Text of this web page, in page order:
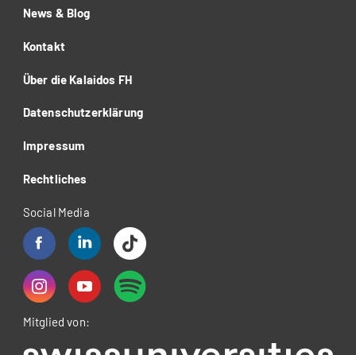
News & Blog
Kontakt
Über die Kalaidos FH
Datenschutzerklärung
Impressum
Rechtliches
Social Media
Mitglied von: